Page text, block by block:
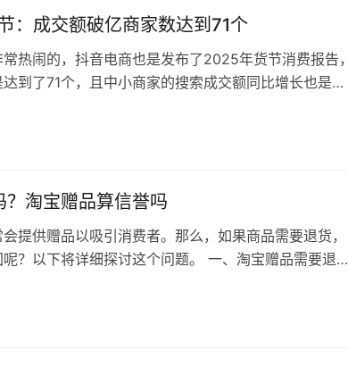
：成交额破亿商家数达到71个
热闹的，抖音电商也是发布了2025年货节消费报告，
到了71个，且中小商家的搜索成交额同比增长也是达
淘宝赠品算信誉吗
提供赠品以吸引消费者。那么，如果商品需要退货，
？以下将详细探讨这个问题。 一、淘宝赠品需要退回